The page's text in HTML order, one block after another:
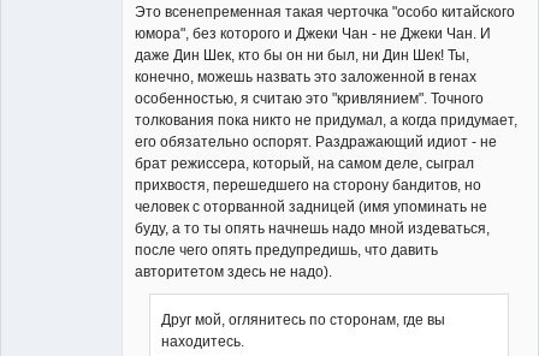
Это всенепременная такая черточка "особо китайского
юмора", без которого и Джеки Чан - не Джеки Чан. И
даже Дин Шек, кто бы он ни был, ни Дин Шек! Ты,
конечно, можешь назвать это заложенной в генах
особенностью, я считаю это "кривлянием". Точного
толкования пока никто не придумал, а когда придумает,
его обязательно оспорят. Раздражающий идиот - не
брат режиссера, который, на самом деле, сыграл
прихвостя, перешедшего на сторону бандитов, но
человек с оторванной задницей (имя упоминать не
буду, а то ты опять начнешь надо мной издеваться,
после чего опять предупредишь, что давить
авторитетом здесь не надо).
Друг мой, оглянитесь по сторонам, где вы
находитесь.